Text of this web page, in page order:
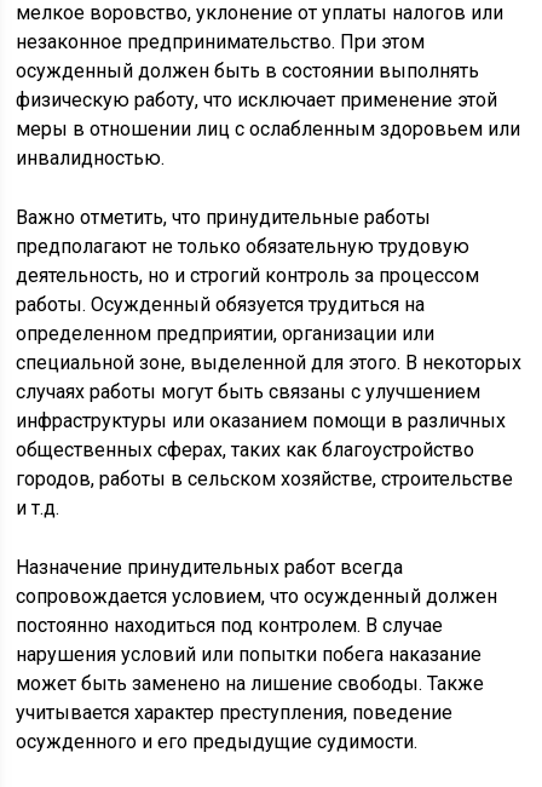
мелкое воровство, уклонение от уплаты налогов или
незаконное предпринимательство. При этом
осужденный должен быть в состоянии выполнять
физическую работу, что исключает применение этой
меры в отношении лиц с ослабленным здоровьем или
инвалидностью.
Важно отметить, что принудительные работы
предполагают не только обязательную трудовую
деятельность, но и строгий контроль за процессом
работы. Осужденный обязуется трудиться на
определенном предприятии, организации или
специальной зоне, выделенной для этого. В некоторых
случаях работы могут быть связаны с улучшением
инфраструктуры или оказанием помощи в различных
общественных сферах, таких как благоустройство
городов, работы в сельском хозяйстве, строительстве
и т.д.
Назначение принудительных работ всегда
сопровождается условием, что осужденный должен
постоянно находиться под контролем. В случае
нарушения условий или попытки побега наказание
может быть заменено на лишение свободы. Также
учитывается характер преступления, поведение
осужденного и его предыдущие судимости.